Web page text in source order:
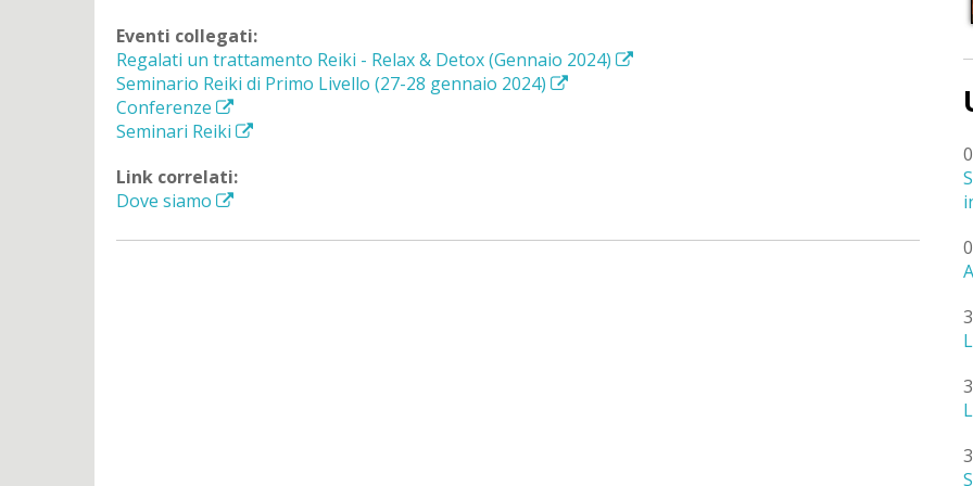
Eventi collegati:
Regalati un trattamento Reiki - Relax & Detox (Gennaio 2024)
Seminario Reiki di Primo Livello (27-28 gennaio 2024)
Conferenze
Seminari Reiki
Link correlati:
Dove siamo